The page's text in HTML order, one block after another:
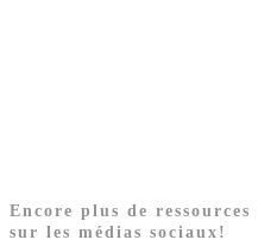
Encore plus de ressources
sur les médias sociaux!